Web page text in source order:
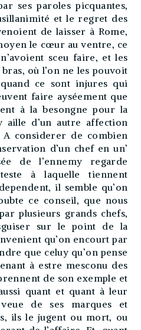
ses paroles picquantes,
et le regret des
de laisser à Rome,
le cœur au ventre, ce
sceu faire, et les
où l’on ne les pouvoit
ce sont injures qui
faire ayséement que
à la besongne pour la
aille d’un autre affection
considerer de combien
d’un chef en un’
de l’ennemy regarde
à laquelle tiennent
il semble qu’on
ce conseil, que nous
plusieurs grands chefs,
sur le point de la
qu’on encourt par
que celuy qu’on pense
à estre mesconu des
de son exemple et
quant et quant à leur
de ses marques et
ils le jugent ou mort, ou